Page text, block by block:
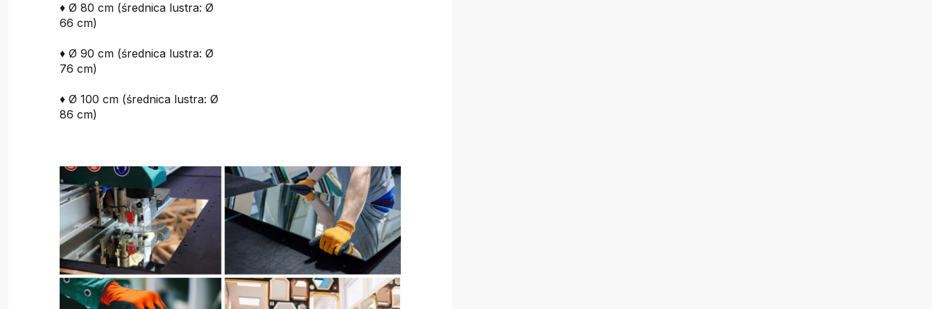
♦ Ø 80 cm (średnica lustra: Ø
66 cm)
♦ Ø 90 cm (średnica lustra: Ø
76 cm)
♦ Ø 100 cm (średnica lustra: Ø
86 cm)